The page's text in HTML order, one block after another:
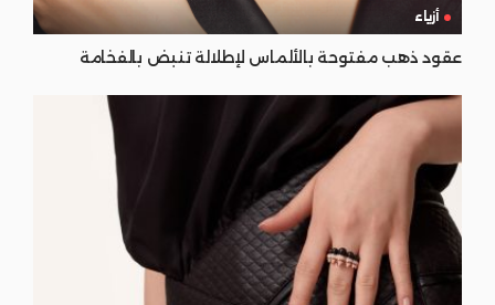
أزياء
عقود ذهب مفتوحة بالألماس لإطلالة تنبض بالفخامة